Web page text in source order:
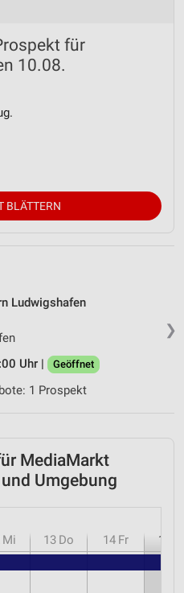
für
10.08.
BLÄTTERN
❯
Ludwigshafen
Uhr |
Geöffnet
1 Prospekt
MediaMarkt
Umgebung
Mi 13 Do 14 Fr 15